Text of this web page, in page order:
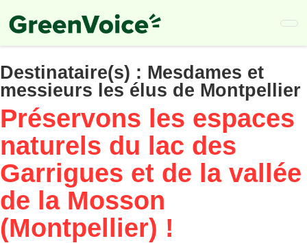
to
main
Destinataire(s) : Mesdames et
messieurs les élus de Montpellier
Préservons les espaces
naturels du lac des
Garrigues et de la vallée
de la Mosson
(Montpellier) !